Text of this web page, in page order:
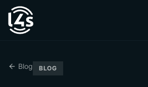
Blog BLOG